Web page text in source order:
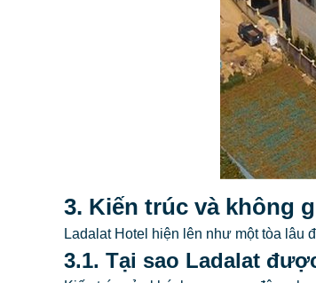
3. Kiến trúc và không
Ladalat Hotel hiện lên như một tòa lâu
3.1. Tại sao Ladalat